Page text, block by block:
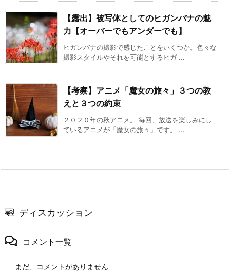
【露出】被写体としてのヒガンバナの魅
力【オーバーでもアンダーでも】
ヒガンバナの撮影で感じたことをいくつか。色々な
撮影スタイルやそれを可能とするヒガ ...
【考察】アニメ「魔女の旅々」３つの教
えと３つの約束
２０２０年の秋アニメ。 毎回、放送を楽しみにし
ているアニメが「魔女の旅々」です。 ...
ディスカッション
コメント一覧
まだ、コメントがありません